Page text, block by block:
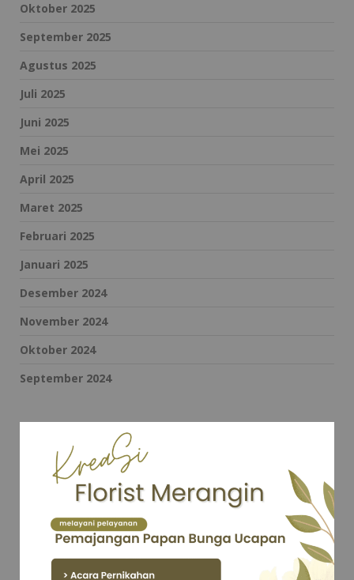
Oktober 2025
September 2025
Agustus 2025
Juli 2025
Juni 2025
Mei 2025
April 2025
Maret 2025
Februari 2025
Januari 2025
Desember 2024
November 2024
Oktober 2024
September 2024